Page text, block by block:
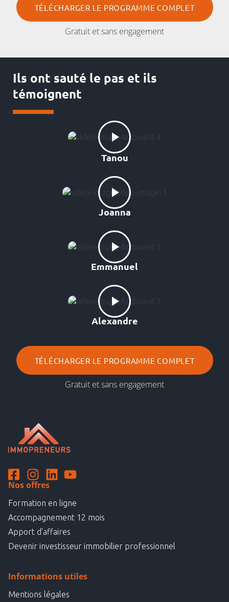
TÉLÉCHARGER LE PROGRAMME COMPLET
Gratuit et sans engagement
Ils ont sauté le pas et ils
témoignent
Tanou
Joanna
Emmanuel
Alexandre
TÉLÉCHARGER LE PROGRAMME COMPLET
Gratuit et sans engagement
Nos offres
Formation en ligne
Accompagnement 12 mois
Apport d'affaires
Devenir investisseur immobilier professionnel
Informations utiles
Mentions légales